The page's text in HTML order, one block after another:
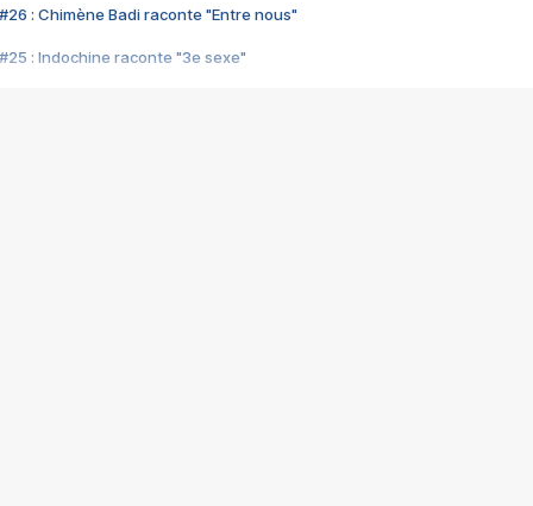
#26 : Chimène Badi raconte "Entre nous"
#25 : Indochine raconte "3e sexe"